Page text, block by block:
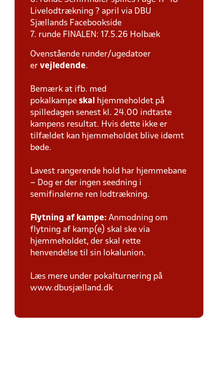
Livelodtrækning ? april via DBU
Sjællands Facebookside
7. runde FINALEN: 17.5.26 Holbæk
Ovenstående runder/ugedatoer
er vejledende.
Bemærk at ifb. med
pokalkampe skal
hjemmeholdet på
spilledagen senest kl. 24.00 indtaste
kampens resultat. Hvis dette ikke er
tilfældet kan hjemmeholdet blive idømt
bøde.
Lavest rangerende hold har hjemmebane
– Dog er der ingen seedning i
semifinalerne ren lodtrækning.
Flytning af kampe: Anmodning om
flytning af kamp(e) skal ske via
hjemmeholdet, der skal rette
henvendelse til sin lokalunion.
Læs mere under pokalturnering på
www.dbusjælland.dk